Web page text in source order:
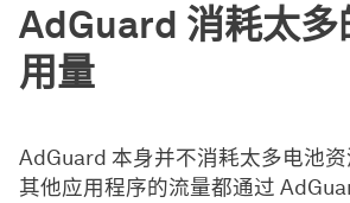
AdGuard 消耗太多
用量
AdGuard 本身并不消耗太多电池
其他应用程序的流量都通过